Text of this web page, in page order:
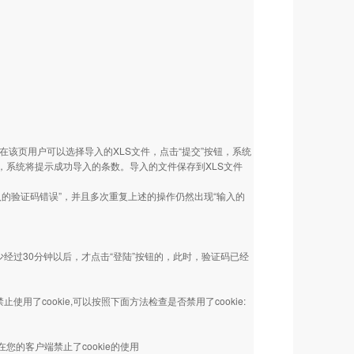
页用户可以选择导入的XLS文件，点击“提交”按钮，系统
统将提示成功导入的条数。导入的文件保存到XLS文件
验证码错误”，并且多次重复上述的操作仍然出现“输入的
过30分钟以后，才点击“登陆”按钮的，此时，验证码已经
使用了cookie,可以按照下面方法检查是否禁用了cookie:
您的客户端禁止了cookie的使用